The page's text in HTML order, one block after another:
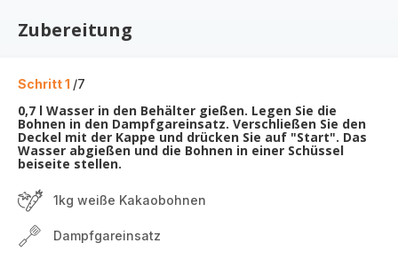
Zubereitung
Schritt 1 /7
0,7 l Wasser in den Behälter gießen. Legen Sie die
Bohnen in den Dampfgareinsatz. Verschließen Sie den
Deckel mit der Kappe und drücken Sie auf "Start". Das
Wasser abgießen und die Bohnen in einer Schüssel
beiseite stellen.
1kg weiße Kakaobohnen
Dampfgareinsatz